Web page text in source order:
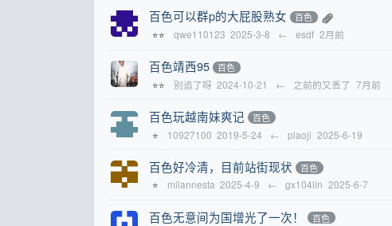
百色可以群p的大屁股熟女 百色
⭐⭐ qwe110123 2025-3-8 ← esdf 2月前
百色靖西95 百色
⭐⭐ 别追了呀 2024-10-21 ← 之前的又丢了 7月前
百色玩越南妹爽记 百色
⭐ 10927100 2019-5-24 ← piaoji 2025-6-19
百色好冷清，目前站街现状 百色
⭐ milannesta 2025-4-9 ← gx104lin 2025-6-7
百色无意间为国增光了一次！ 百色